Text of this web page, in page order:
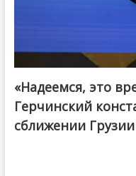
«Надеемся, это
Герчинский
сближении